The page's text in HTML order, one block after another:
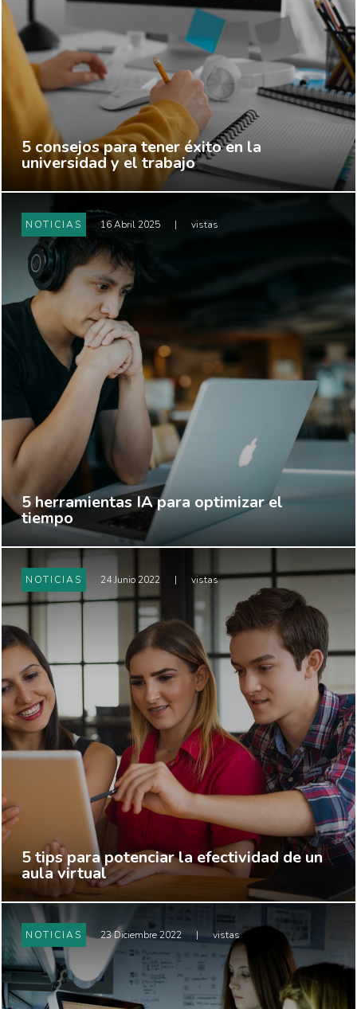
5 consejos para tener éxito en la
universidad y el trabajo
NOTICIAS 16 Abril 2025 | vistas
5 herramientas IA para optimizar el
tiempo
NOTICIAS 24 Junio 2022 | vistas
5 tips para potenciar la efectividad de un
aula virtual
NOTICIAS 23 Diciembre 2022 | vistas